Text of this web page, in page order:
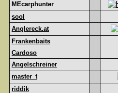
MEcarphunter
sool
Anglereck.at
Frankenbaits
Cardoso
Angelschreiner
master_t
riddik